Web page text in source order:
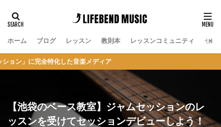
ホーム ブログ レッスン 教則本 レッスンコミュニティ セッ
化した音楽メディア
【池袋のベース教室】ジャムセッションのレ
ッスンを受けてセッションデビューしよう！